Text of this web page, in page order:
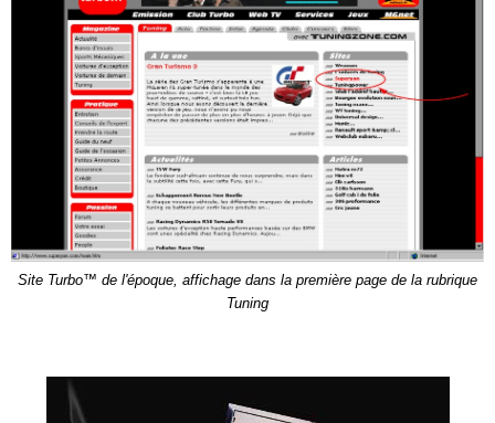
Site Turbo™ de l'époque, affichage dans la première page de la rubrique
Tuning